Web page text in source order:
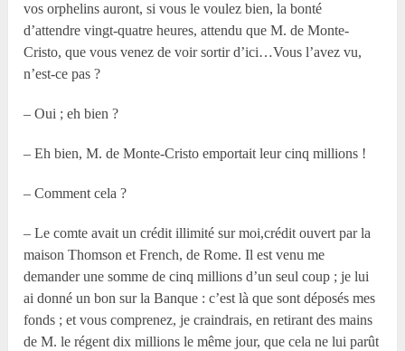
vos orphelins auront, si vous le voulez bien, la bonté
d’attendre vingt-quatre heures, attendu que M. de Monte-
Cristo, que vous venez de voir sortir d’ici…Vous l’avez vu,
n’est-ce pas ?
– Oui ; eh bien ?
– Eh bien, M. de Monte-Cristo emportait leur cinq millions !
– Comment cela ?
– Le comte avait un crédit illimité sur moi,crédit ouvert par la
maison Thomson et French, de Rome. Il est venu me
demander une somme de cinq millions d’un seul coup ; je lui
ai donné un bon sur la Banque : c’est là que sont déposés mes
fonds ; et vous comprenez, je craindrais, en retirant des mains
de M. le régent dix millions le même jour, que cela ne lui parût